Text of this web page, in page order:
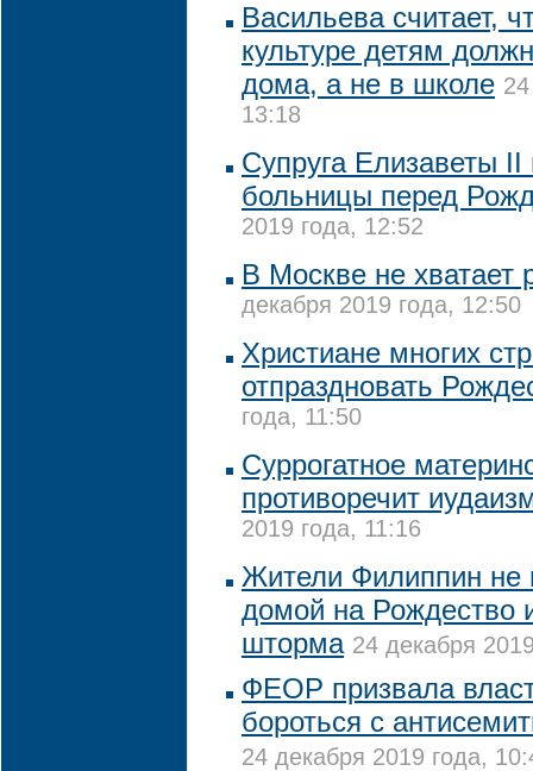
Васильева считает,
культуре детям
дома, а не в школе
13:18
Супруга Елизаветы
больницы перед
2019 года, 12:52
В Москве не
декабря 2019 года, 12:50
Христиане многих
отпраздновать
года, 11:50
Суррогатное
противоречит
2019 года, 11:16
Жители Филиппин не
домой на Рождество
шторма 24 декабря
ФЕОР призвала
бороться с
24 декабря 2019 года,